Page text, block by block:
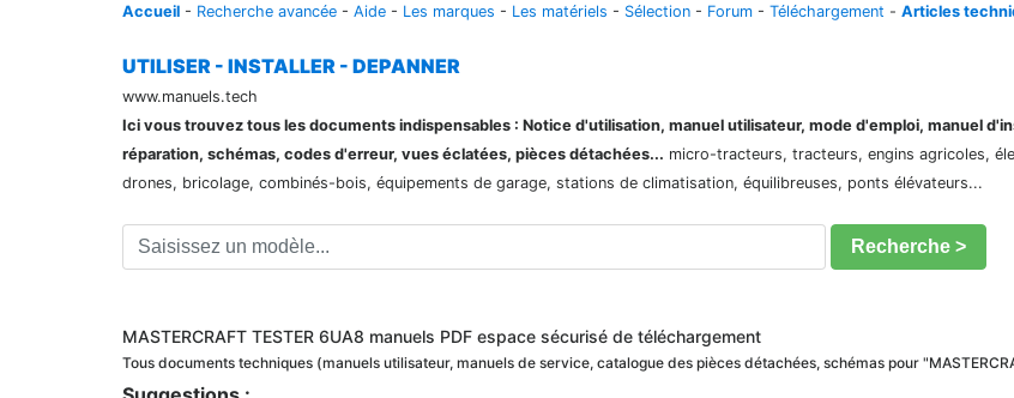
Accueil - Recherche avancée - Aide - Les marques - Les matériels - Sélection - Forum - Téléchargement - Articles
UTILISER - INSTALLER - DEPANNER
www.manuels.tech
Ici vous trouvez tous les documents indispensables : Notice d'utilisation, manuel utilisateur, mode d'emploi, manuel
réparation, schémas, codes d'erreur, vues éclatées, pièces détachées... micro-tracteurs, tracteurs, engins agricoles,
drones, bricolage, combinés-bois, équipements de garage, stations de climatisation, équilibreuses, ponts élévateurs...
Recherche >
MASTERCRAFT TESTER 6UA8 manuels PDF espace sécurisé de téléchargement
Tous documents techniques (manuels utilisateur, manuels de service, catalogue des pièces détachées, schémas pour